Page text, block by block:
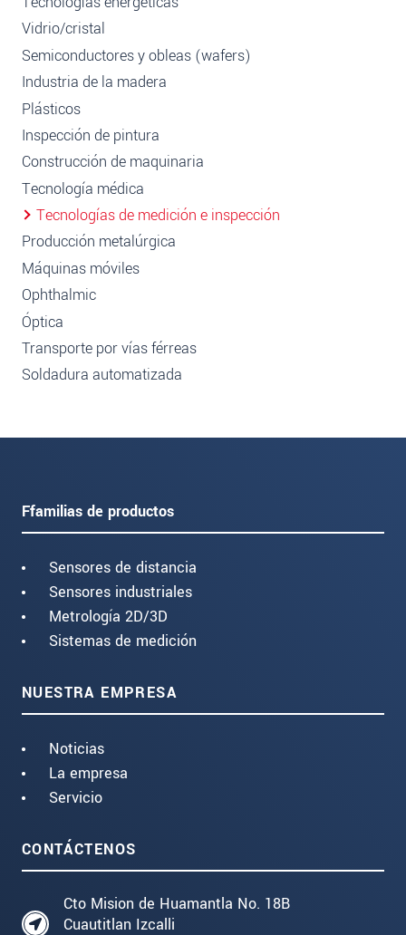
Vidrio/cristal
Semiconductores y obleas (wafers)
Industria de la madera
Plásticos
Inspección de pintura
Construcción de maquinaria
Tecnología médica
Tecnologías de medición e inspección
Producción metalúrgica
Máquinas móviles
Ophthalmic
Óptica
Transporte por vías férreas
Soldadura automatizada
Ffamilias de productos
Sensores de distancia
Sensores industriales
Metrología 2D/3D
Sistemas de medición
NUESTRA EMPRESA
Noticias
La empresa
Servicio
CONTÁCTENOS
Cto Mision de Huamantla No. 18B
Cuautitlan Izcalli